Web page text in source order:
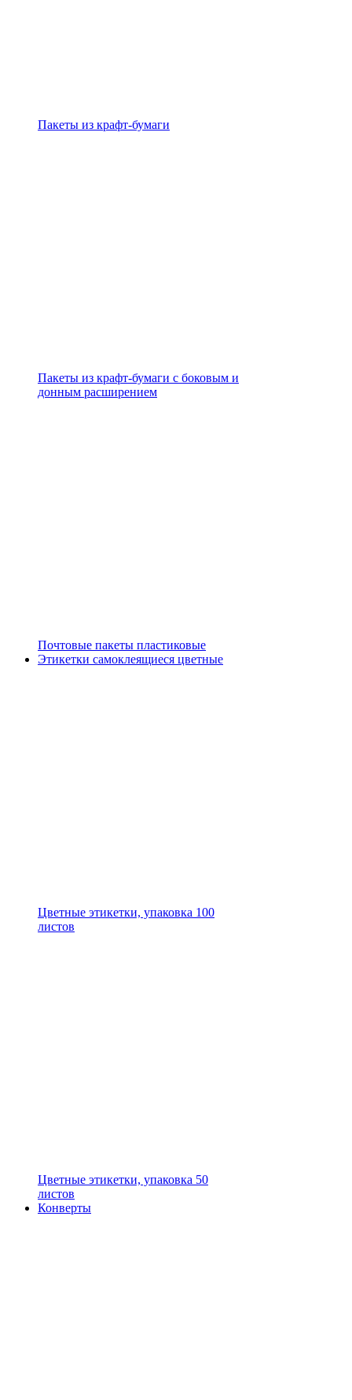
Пакеты из крафт-бумаги
Пакеты из крафт-бумаги с боковым и
донным расширением
Почтовые пакеты пластиковые
Этикетки самоклеящиеся цветные
Цветные этикетки, упаковка 100
листов
Цветные этикетки, упаковка 50
листов
Конверты